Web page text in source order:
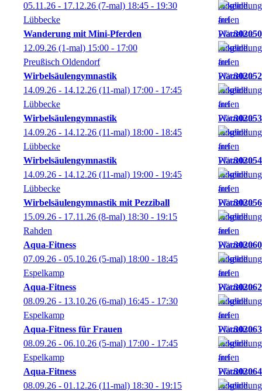
05.11.26 - 17.12.26 (7-mal) 18:45 - 19:30
Lübbecke
Wanderung mit Mini-Pferden
302050
12.09.26 (1-mal) 15:00 - 17:00
Preußisch Oldendorf
Wirbelsäulengymnastik
302052
14.09.26 - 14.12.26 (11-mal) 17:00 - 17:45
Lübbecke
Wirbelsäulengymnastik
302053
14.09.26 - 14.12.26 (11-mal) 18:00 - 18:45
Lübbecke
Wirbelsäulengymnastik
302054
14.09.26 - 14.12.26 (11-mal) 19:00 - 19:45
Lübbecke
Wirbelsäulengymnastik mit Pezziball
302056
15.09.26 - 17.11.26 (8-mal) 18:30 - 19:15
Rahden
Aqua-Fitness
302060
07.09.26 - 05.10.26 (5-mal) 18:00 - 18:45
Espelkamp
Aqua-Fitness
302062
08.09.26 - 13.10.26 (6-mal) 16:45 - 17:30
Espelkamp
Aqua-Fitness für Frauen
302063
08.09.26 - 06.10.26 (5-mal) 17:00 - 17:45
Espelkamp
Aqua-Fitness
302064
08.09.26 - 01.12.26 (11-mal) 18:30 - 19:15